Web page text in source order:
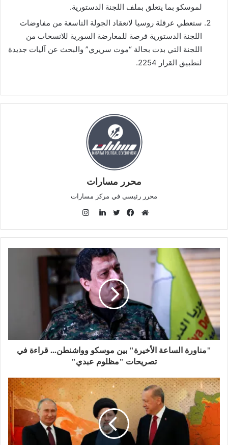
لموسكو بما يتعلق بملف اللجنة الدستورية.
ستعطي عرقلة روسيا لانعقاد الجولة التاسعة من مفاوضات
اللجنة الدستورية فرصة للمعارضة السورية للانسحاب من
اللجنة التي بدت بحالة “موت سريري” والبحث عن آليات جديدة
لتطبيق القرار 2254.
محرر مسارات
محرر رئيسي في مركز مسارات
و
ق
و
ي
ب
ي
س
ك
و
ي
ت
ر
ي
ن
ك
د
إ
ن
س
ت
ق
ر
ا
م
"مناورة الساعة الأخيرة" بين موسكو وواشنطن... قراءة في
تصريحات "مظلوم عبدي"